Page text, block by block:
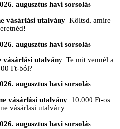
augusztus havi sorsolás
vásárlási utalvány Költsd, amire
augusztus havi sorsolás
vásárlási utalvány Te mit vennél a
Ft-ból?
augusztus havi sorsolás
vásárlási utalvány10.000 Ft-os
vásárlási utalvány
augusztus havi sorsolás